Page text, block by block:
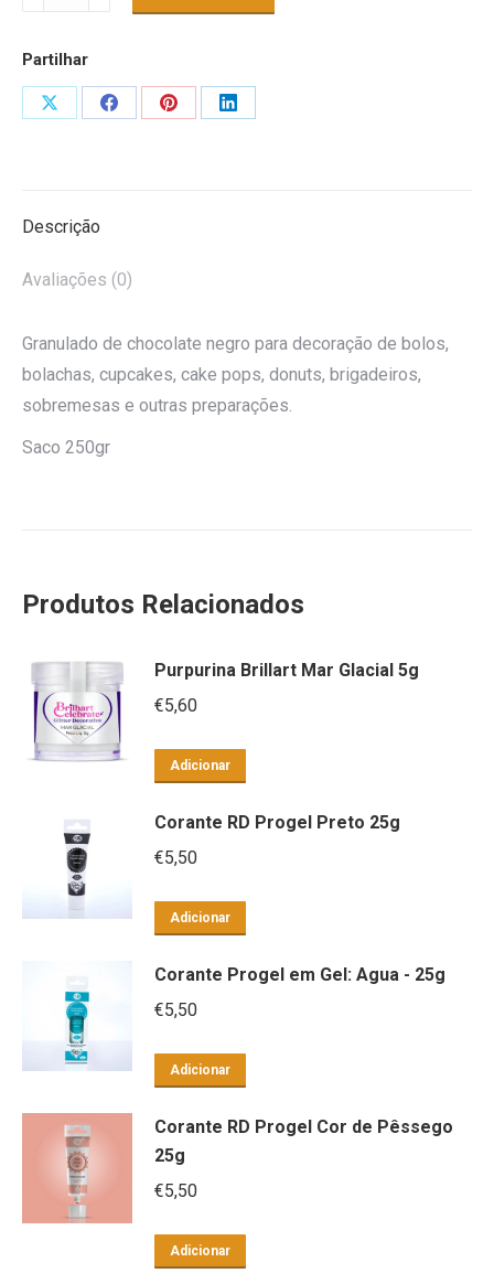
Choc.Negro
Partilhar
Share
Share
Share
Share
Descrição
Avaliações (0)
Granulado de chocolate negro para decoração de bolos,
bolachas, cupcakes, cake pops, donuts, brigadeiros,
sobremesas e outras preparações.
Saco 250gr
Produtos Relacionados
Purpurina Brillart Mar Glacial 5g
€5,60
Adicionar
Corante RD Progel Preto 25g
€5,50
Adicionar
Corante Progel em Gel: Agua - 25g
€5,50
Adicionar
Corante RD Progel Cor de Pêssego
25g
€5,50
Adicionar